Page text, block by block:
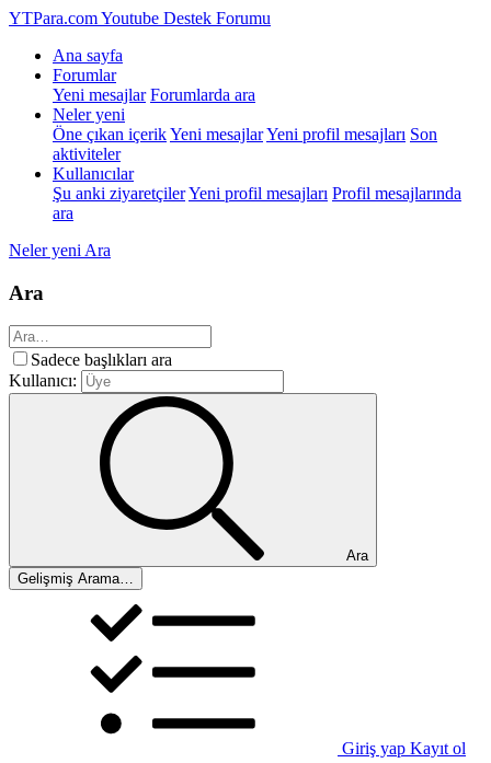
YTPara.comYoutube Destek Forumu
Ana sayfa
Forumlar
Yeni mesajlar Forumlarda ara
Neler yeni
Öne çıkan içerikYeni mesajlarYeni profil mesajları Son
aktiviteler
Kullanıcılar
Şu anki ziyaretçilerYeni profil mesajları Profil mesajlarında
ara
Neler yeni Ara
Ara
Sadece başlıkları ara
Kullanıcı:
Ara
Gelişmiş Arama…
Giriş yap Kayıt ol